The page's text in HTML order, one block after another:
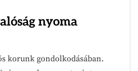
nyoma
korunk gondolkodásában.